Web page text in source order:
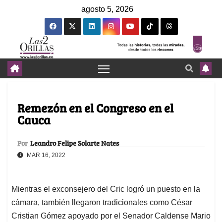
agosto 5, 2026
Remezón en el Congreso en el
Cauca
Por Leandro Felipe Solarte Nates
MAR 16, 2022
Mientras el exconsejero del Cric logró un puesto en la
cámara, también llegaron tradicionales como César
Cristian Gómez apoyado por el Senador Caldense Mario